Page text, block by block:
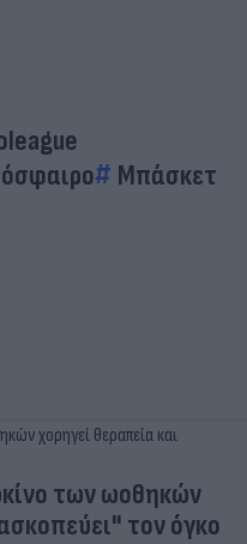
Μπάσκετ
των ωοθηκών
τον όγκο